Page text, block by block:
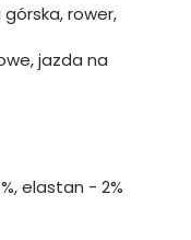
rower,
jazda na
elastan - 2%